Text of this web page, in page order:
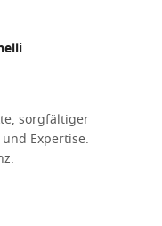
sorgfältiger
Expertise.